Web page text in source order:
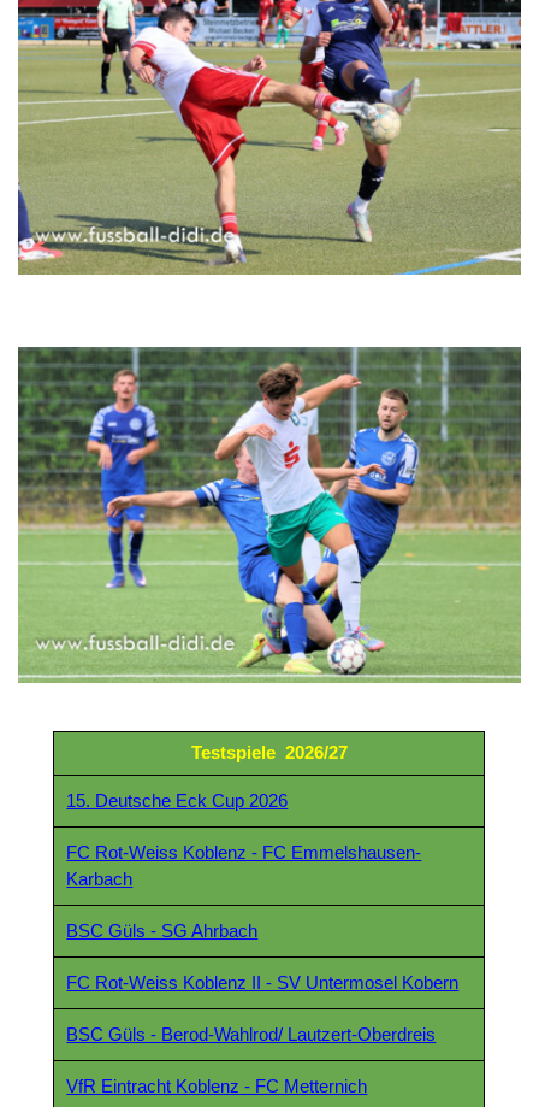
Testspiele 2026/27
15. Deutsche Eck Cup 2026
FC Rot-Weiss Koblenz - FC Emmelshausen-
Karbach
BSC Güls - SG Ahrbach
FC Rot-Weiss Koblenz II - SV Untermosel Kobern
BSC Güls - Berod-Wahlrod/ Lautzert-Oberdreis
VfR Eintracht Koblenz - FC Metternich